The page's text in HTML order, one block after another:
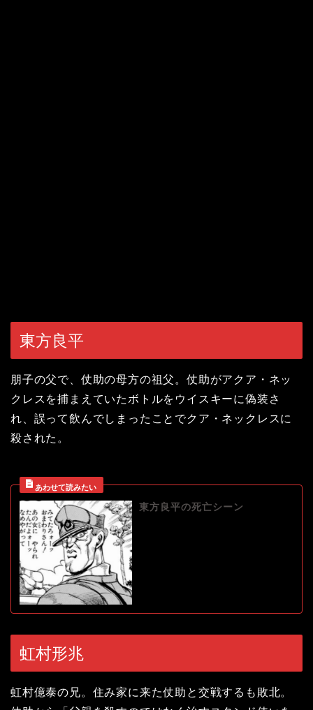
東方良平
朋子の父で、仗助の母方の祖父。仗助がアクア・ネッ
クレスを捕まえていたボトルをウイスキーに偽装さ
れ、誤って飲んでしまったことでクア・ネックレスに
殺された。
東方良平の死亡シーン
虹村形兆
虹村億泰の兄。住み家に来た仗助と交戦するも敗北。